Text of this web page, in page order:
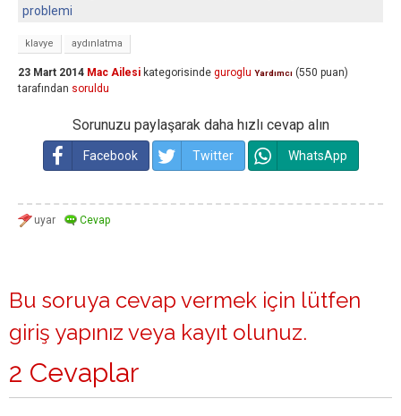
problemi
klavye aydınlatma
23 Mart 2014 Mac Ailesi kategorisinde guroglu Yardımcı (550 puan)
tarafından soruldu
Sorunuzu paylaşarak daha hızlı cevap alın
Facebook Twitter WhatsApp
Bu soruya cevap vermek için lütfen
giriş yapınız veya kayıt olunuz.
2 Cevaplar